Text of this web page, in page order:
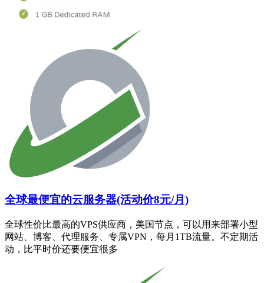
全球最便宜的云服务器(活动价8元/月)
全球性价比最高的VPS供应商，美国节点，可以用来部署小型
网站、博客、代理服务、专属VPN，每月1TB流量。不定期活
动，比平时价还要便宜很多